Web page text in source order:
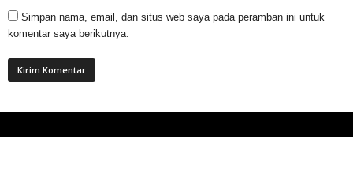
Simpan nama, email, dan situs web saya pada peramban ini untuk
komentar saya berikutnya.